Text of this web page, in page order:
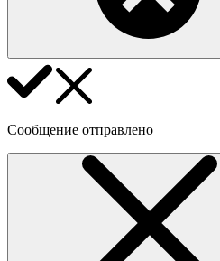
Сообщение отправлено